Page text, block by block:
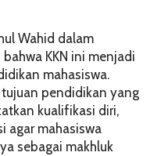
Wahid dalam
KKN ini menjadi
mahasiswa.
pendidikan yang
kualifikasi diri,
agar mahasiswa
sebagai makhluk